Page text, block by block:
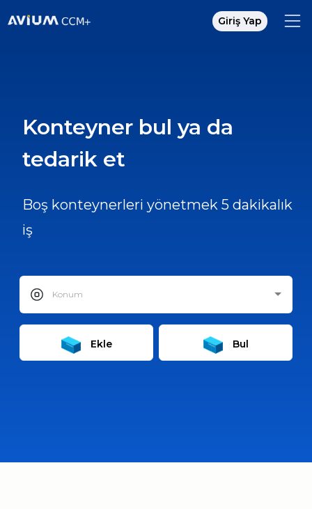
Giriş Yap
Konteyner bul ya da
tedarik et
Boş konteynerleri yönetmek 5 dakikalık
iş
Ekle Bul